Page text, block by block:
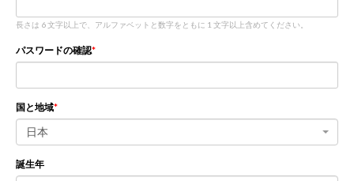
長さは 6 文字以上で、アルファベットと数字をともに 1 文字以上含めてください。
パスワードの確認
国と地域
日本
誕生年